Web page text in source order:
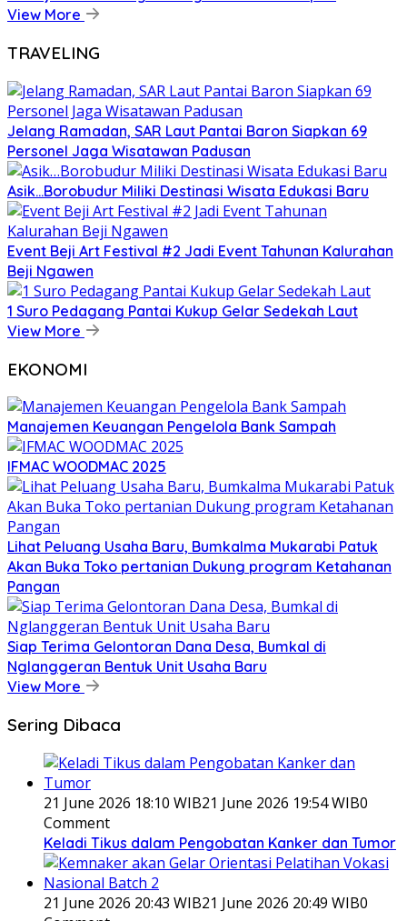
View More
TRAVELING
Jelang Ramadan, SAR Laut Pantai Baron Siapkan 69
Personel Jaga Wisatawan Padusan
Asik…Borobudur Miliki Destinasi Wisata Edukasi Baru
Event Beji Art Festival #2 Jadi Event Tahunan Kalurahan
Beji Ngawen
1 Suro Pedagang Pantai Kukup Gelar Sedekah Laut
View More
EKONOMI
Manajemen Keuangan Pengelola Bank Sampah
IFMAC WOODMAC 2025
Lihat Peluang Usaha Baru, Bumkalma Mukarabi Patuk
Akan Buka Toko pertanian Dukung program Ketahanan
Pangan
Siap Terima Gelontoran Dana Desa, Bumkal di
Nglanggeran Bentuk Unit Usaha Baru
View More
Sering Dibaca
21 June 2026 18:10 WIB21 June 2026 19:54 WIB0
Comment
Keladi Tikus dalam Pengobatan Kanker dan Tumor
21 June 2026 20:43 WIB21 June 2026 20:49 WIB0